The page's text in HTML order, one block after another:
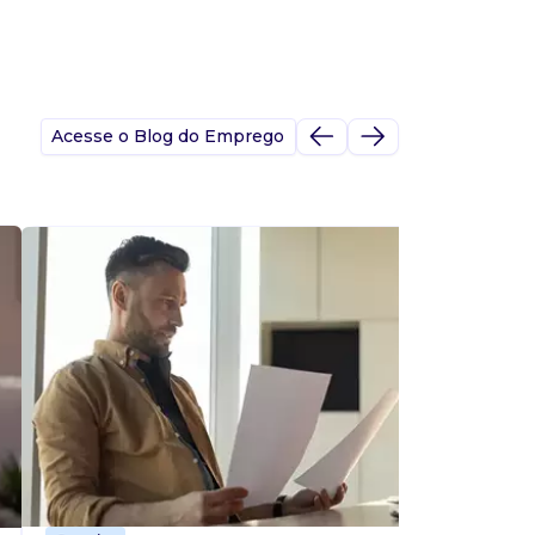
Acesse o Blog do Emprego